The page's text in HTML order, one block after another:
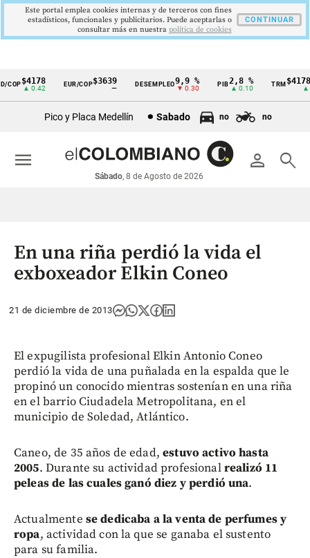
Cintillo
económicos
Colombia
$4178
▲ 0.42
EUR/COP$3639 DESEMPLEO 9,9 %
▼ 0.30
PIB2,8 %
▲ 0.10
TRM
▲
Pico y Placa Medellín Sabado no no
person search
Sábado, 8 de Agosto de 2026
menu
En una riña perdió la vida el
exboxeador Elkin Coneo
21 de diciembre de 2013
El expugilista profesional Elkin Antonio Coneo
perdió la vida de una puñalada en la espalda que le
propinó un conocido mientras sostenían en una riña
en el barrio Ciudadela Metropolitana, en el
municipio de Soledad, Atlántico.
Caneo, de 35 años de edad,estuvo activo hasta
2005. Durante su actividad profesionalrealizó 11
peleas de las cuales ganó diez y perdió una.
Actualmente se dedicaba a la venta de perfumes y
ropa, actividad con la que se ganaba el sustento
para su familia.
Este portal emplea cookies internas y de terceros con fines
estadísticos, funcionales y publicitarios. Puede aceptarlas o
consultar más en nuestra politica de cookies
CONTINUAR